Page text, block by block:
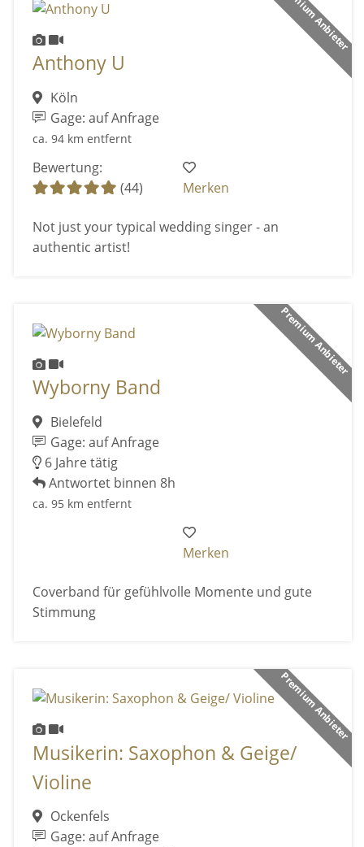
Premium Anbieter
Anthony U
Köln
Gage: auf Anfrage
ca. 94 km entfernt
Bewertung:
(44)
Merken
Not just your typical wedding singer - an
authentic artist!
Premium Anbieter
Wyborny Band
Bielefeld
Gage: auf Anfrage
6 Jahre tätig
Antwortet binnen 8h
ca. 95 km entfernt
Merken
Coverband für gefühlvolle Momente und gute
Stimmung
Premium Anbieter
Musikerin: Saxophon & Geige/
Violine
Ockenfels
Gage: auf Anfrage